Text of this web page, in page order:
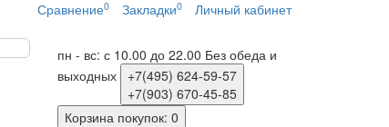
Сравнение0 Закладки0 Личный кабинет
пн - вс: с 10.00 до 22.00 Без обеда и
выходных
+7(495) 624-59-57
+7(903) 670-45-85
Корзинапокупок: 0